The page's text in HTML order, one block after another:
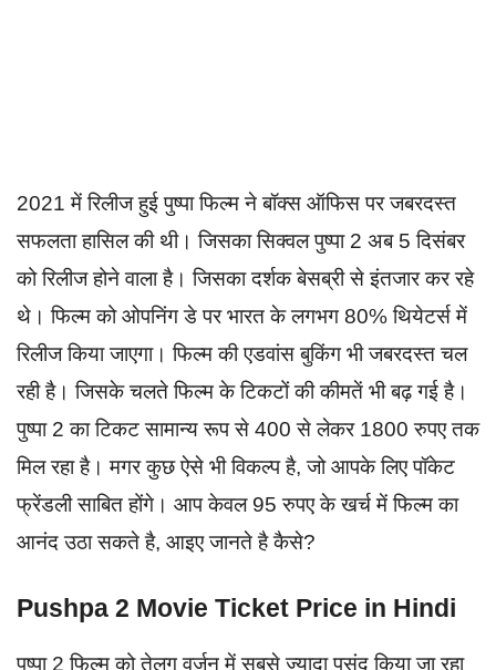
2021 में रिलीज हुई पुष्पा फिल्म ने बॉक्स ऑफिस पर जबरदस्त
सफलता हासिल की थी। जिसका सिक्वल पुष्पा 2 अब 5 दिसंबर
को रिलीज होने वाला है। जिसका दर्शक बेसब्री से इंतजार कर रहे
थे। फिल्म को ओपनिंग डे पर भारत के लगभग 80% थियेटर्स में
रिलीज किया जाएगा। फिल्म की एडवांस बुकिंग भी जबरदस्त चल
रही है। जिसके चलते फिल्म के टिकटों की कीमतें भी बढ़ गई है।
पुष्पा 2 का टिकट सामान्य रूप से 400 से लेकर 1800 रुपए तक
मिल रहा है। मगर कुछ ऐसे भी विकल्प है, जो आपके लिए पॉकेट
फ्रेंडली साबित होंगे। आप केवल 95 रुपए के खर्च में फिल्म का
आनंद उठा सकते है, आइए जानते है कैसे?
Pushpa 2 Movie Ticket Price in Hindi
पुष्पा 2 फिल्म को तेलुगू वर्जन में सबसे ज्यादा पसंद किया जा रहा